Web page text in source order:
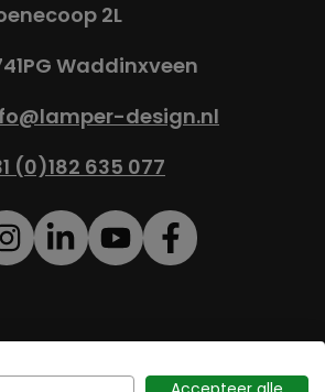
2L
Waddinxveen
design.nl
(0)182 635 077